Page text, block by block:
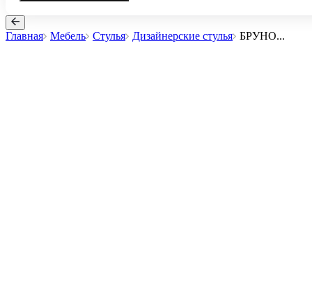
Главная Мебель Стулья Дизайнерские стулья БРУНО...